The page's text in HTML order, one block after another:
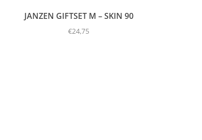
JANZEN GIFTSET M – SKIN 90
€24,75